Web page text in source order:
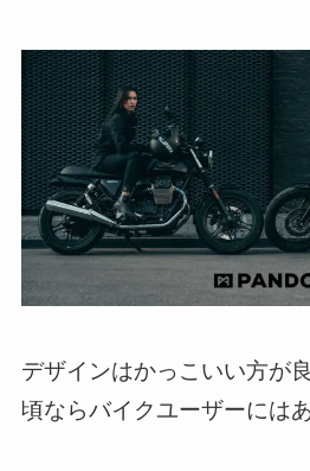
デザインはかっこいい方が
頃ならバイクユーザーには